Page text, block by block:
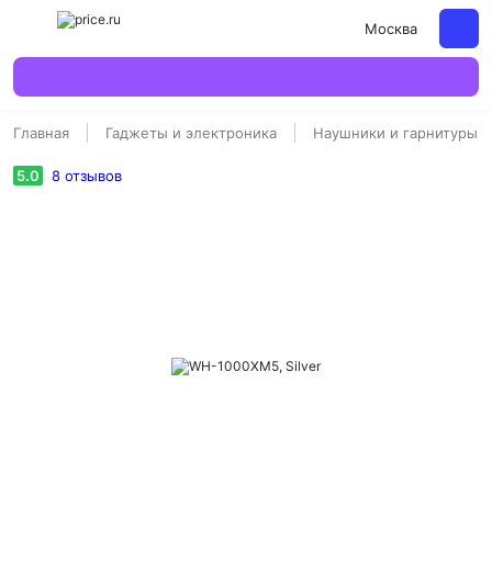
Москва
Главная Гаджеты и электроника Наушники и гарнитуры
5.0 8 отзывов